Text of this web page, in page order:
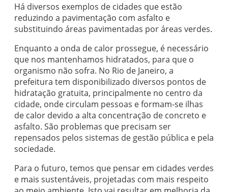
Há diversos exemplos de cidades que estão
reduzindo a pavimentação com asfalto e
substituindo áreas pavimentadas por áreas verdes.
Enquanto a onda de calor prossegue, é necessário
que nos mantenhamos hidratados, para que o
organismo não sofra. No Rio de Janeiro, a
prefeitura tem disponibilizado diversos pontos de
hidratação gratuita, principalmente no centro da
cidade, onde circulam pessoas e formam-se ilhas
de calor devido a alta concentração de concreto e
asfalto. São problemas que precisam ser
repensados pelos sistemas de gestão pública e pela
sociedade.
Para o futuro, temos que pensar em cidades verdes
e mais sustentáveis, projetadas com mais respeito